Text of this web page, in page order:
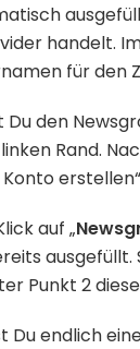
handelt.
für den
Du den
Rand.
auf „
ausgefüllt.
Punkt 2
Du endlich